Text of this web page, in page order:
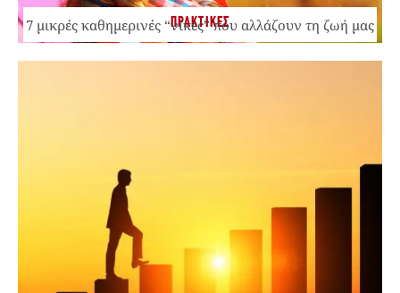
ΠΡΑΚΤΙΚΕΣ
7 μικρές καθημερινές “νίκες” που αλλάζουν τη ζωή μας